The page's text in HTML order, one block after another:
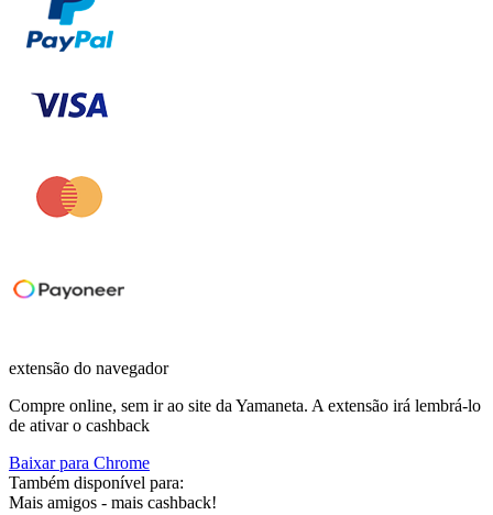
extensão do navegador
Compre online, sem ir ao site da Yamaneta. A extensão irá lembrá-lo
de ativar o cashback
Baixar para Chrome
Também disponível para:
Mais amigos - mais cashback!